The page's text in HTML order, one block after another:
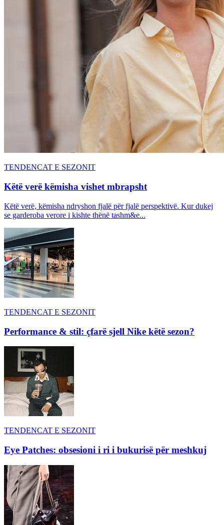
TENDENCAT E SEZONIT
Këtë verë këmisha vishet mbrapsht
Këtë verë, këmisha ndryshon fjalë për fjalë perspektivë. Kur dukej
se garderoba verore i kishte thënë tashm&e...
TENDENCAT E SEZONIT
Performance & stil: çfarë sjell Nike këtë sezon?
TENDENCAT E SEZONIT
Eye Patches: obsesioni i ri i bukurisë për meshkuj